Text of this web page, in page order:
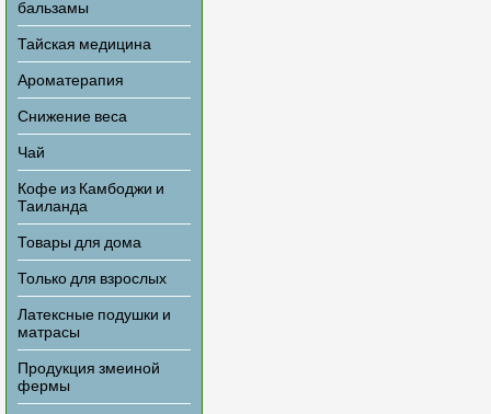
бальзамы
Тайская медицина
Ароматерапия
Снижение веса
Чай
Кофе из Камбоджи и
Таиланда
Товары для дома
Только для взрослых
Латексные подушки и
матрасы
Продукция змеиной
фермы